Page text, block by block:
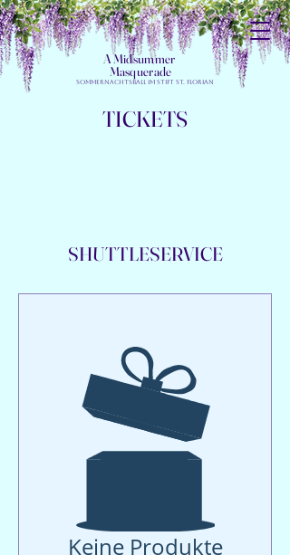
A Midsummer
Masquerade
Sommernachtsball im Stift St. Florian
TICKETS
SHUTTLESERVICE
Keine Produkte